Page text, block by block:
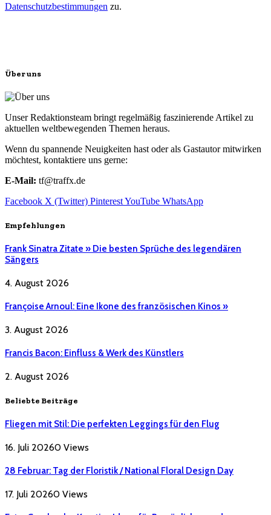
Datenschutzbestimmungen zu.
Über uns
Unser Redaktionsteam bringt regelmäßig faszinierende Artikel zu
aktuellen weltbewegenden Themen heraus.
Wenn du spannende Neuigkeiten hast oder als Gastautor mitwirken
möchtest, kontaktiere uns gerne:
E-Mail: tf@traffx.de
Facebook X (Twitter) PinterestYouTube WhatsApp
Empfehlungen
Frank Sinatra Zitate » Die besten Sprüche des legendären
Sängers
4. August 2026
Françoise Arnoul: Eine Ikone des französischen Kinos »
3. August 2026
Francis Bacon: Einfluss & Werk des Künstlers
2. August 2026
Beliebte Beiträge
Fliegen mit Stil: Die perfekten Leggings für den Flug
16. Juli 20260 Views
28 Februar: Tag der Floristik / National Floral Design Day
17. Juli 20260 Views